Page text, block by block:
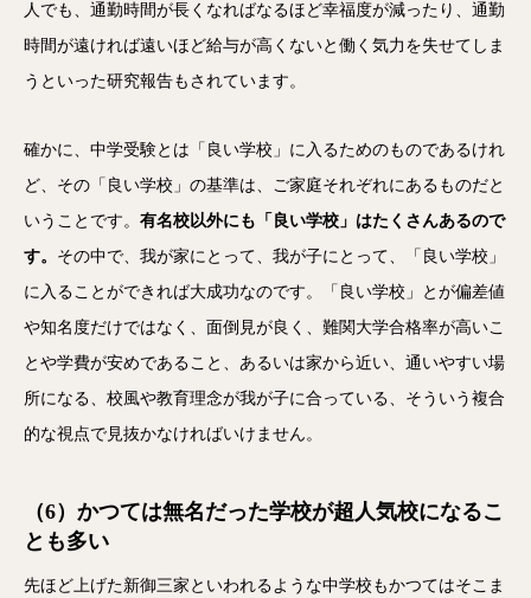
人でも、通勤時間が長くなればなるほど幸福度が減ったり、通勤
時間が遠ければ遠いほど給与が高くないと働く気力を失せてしま
うといった研究報告もされています。
確かに、中学受験とは「良い学校」に入るためのものであるけれ
ど、その「良い学校」の基準は、ご家庭それぞれにあるものだと
いうことです。 有名校以外にも「良い学校」はたくさんあるので
す。 その中で、我が家にとって、我が子にとって、「良い学校」
に入ることができれば大成功なのです。「良い学校」とが偏差値
や知名度だけではなく、面倒見が良く、難関大学合格率が高いこ
とや学費が安めであること、あるいは家から近い、通いやすい場
所になる、校風や教育理念が我が子に合っている、そういう複合
的な視点で見抜かなければいけません。
（6）かつては無名だった学校が超人気校になるこ
とも多い
先ほど上げた新御三家といわれるような中学校もかつてはそこま